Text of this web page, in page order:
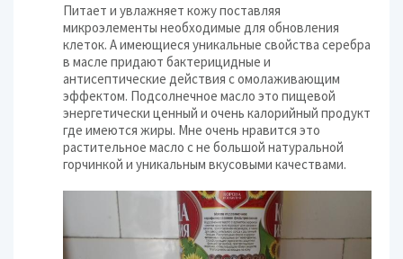
Питает и увлажняет кожу поставляя
микроэлементы необходимые для обновления
клеток. А имеющиеся уникальные свойства серебра
в масле придают бактерицидные и
антисептические действия с омолаживающим
эффектом. Подсолнечное масло это пищевой
энергетически ценный и очень калорийный продукт
где имеются жиры. Мне очень нравится это
растительное масло с не большой натуральной
горчинкой и уникальным вкусовыми качествами.